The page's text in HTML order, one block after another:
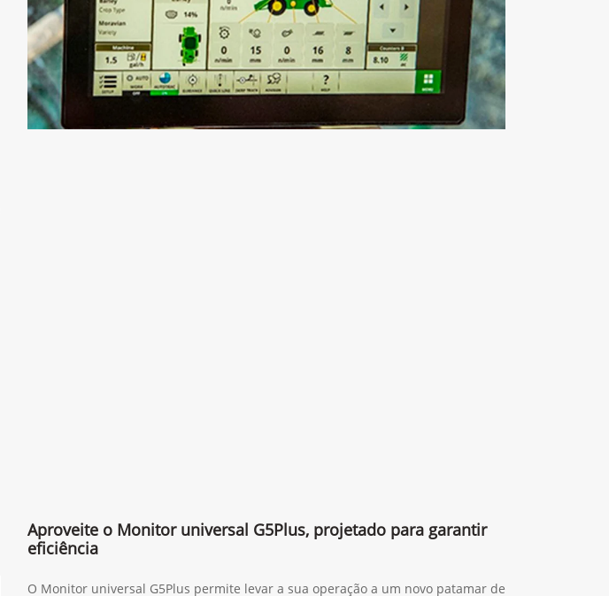
Aproveite o Monitor universal G5Plus, projetado para garantir
eficiência
O Monitor universal G5Plus permite levar a sua operação a um novo patamar de